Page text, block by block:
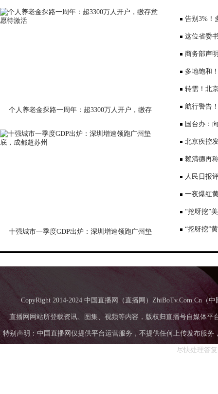
个人养老金探路一周年：超3300万人开户，缴存
十强城市一季度GDP出炉：深圳增速领跑广州垫
告别3%！
少3000元利
这位省委
部、10位女
商务部声
会”多地饱和
序竞争仍是
转需！北
公布
航行警告
国台办：
表达深切哀
北京疾控
景要戴口罩
赖清德再
国台办回应
人民日报
一夜爆红
师：或涉嫌
“挖呀挖”
“挖呀挖”
CopyRight 2014-2024 中国直播网（直播网）ZhiBoTv.Com.Cn（
直播网网站所登载资讯、图集、视频等内容，版权归直播号自媒体
特别声明：中国直播网仅提供平台运营服务，不提供任何上传发布服务
尽快处理答